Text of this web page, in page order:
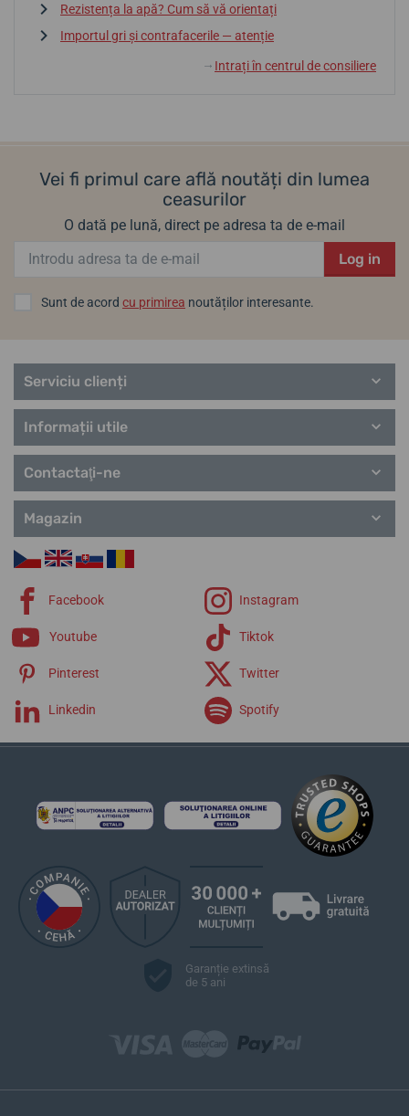
Rezistența la apă? Cum să vă orientați
Importul gri și contrafacerile — atenție
↓ Intrați în centrul de consiliere
Vei fi primul care află noutăți din lumea
ceasurilor
O dată pe lună, direct pe adresa ta de e-mail
Log in
Sunt de acord cu primirea noutăților interesante.
Serviciu clienți
Informații utile
Contactaţi-ne
Magazin
Facebook Instagram
Youtube Tiktok
Pinterest Twitter
Linkedin Spotify
Garanție extinsă
de 5 ani